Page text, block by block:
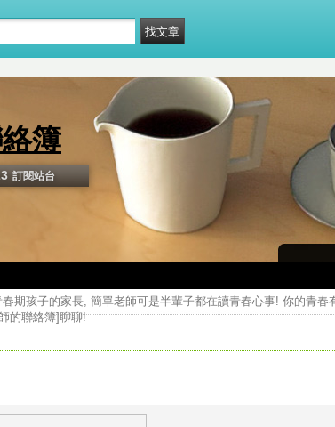
簿
期孩子的家長, 簡單老師可是半輩子都在讀青春心事! 你的青
的聯絡簿]聊聊!
訂閱站台